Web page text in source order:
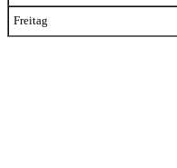
Freitag